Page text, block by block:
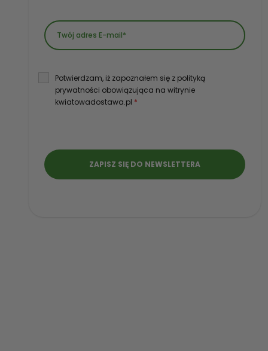
Potwierdzam, iż zapoznałem się z polityką
prywatności obowiązująca na witrynie
kwiatowadostawa.pl *